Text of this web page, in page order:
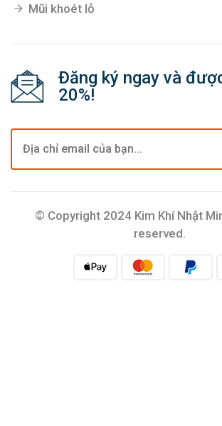
Mũi khoét lỗ
Đăng ký ngay và
20%!
© Copyright 2024 Kim Khí Nhật
reserved.